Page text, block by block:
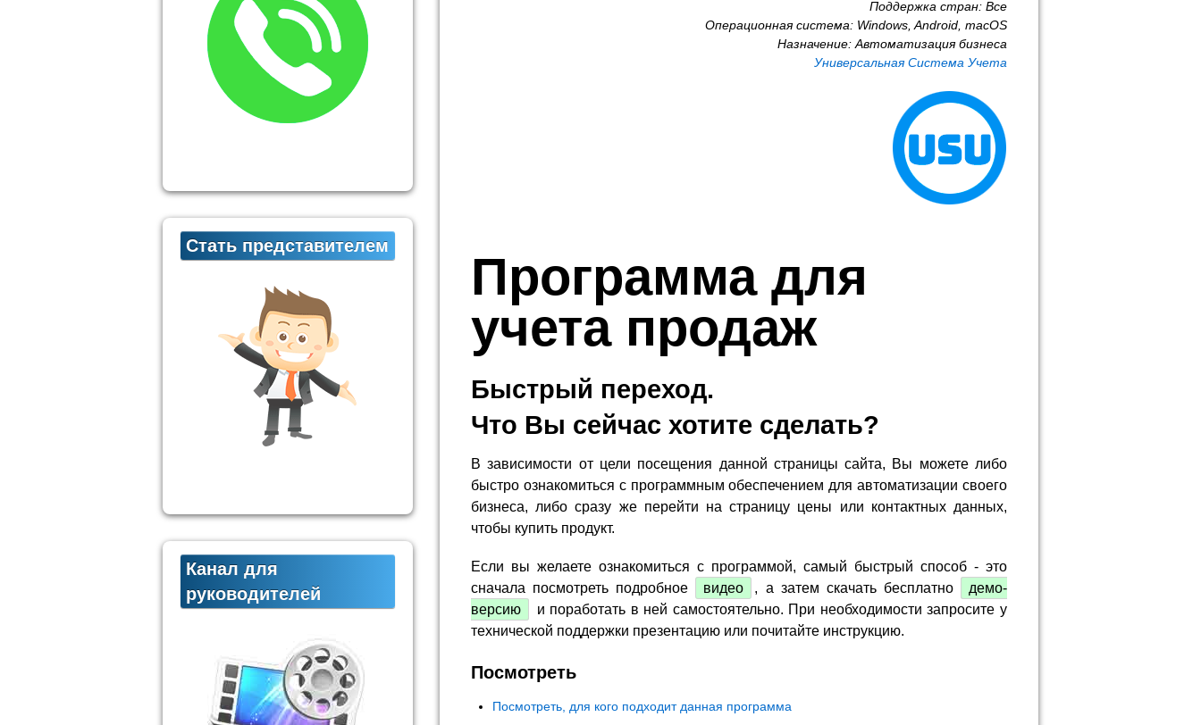
Поддержка стран: Все
Операционная система: Windows, Android, macOS
Назначение: Автоматизация бизнеса
Универсальная Система Учета
Программа для
учета продаж
Быстрый переход.
Что Вы сейчас хотите сделать?
В зависимости от цели посещения данной страницы сайта, Вы можете либо
быстро ознакомиться с программным обеспечением для автоматизации своего
бизнеса, либо сразу же перейти на страницу цены или контактных данных,
чтобы купить продукт.
Если вы желаете ознакомиться с программой, самый быстрый способ - это
сначала посмотреть подробное
видео , а затем скачать бесплатно
демо-
версию
и поработать в ней самостоятельно. При необходимости запросите у
технической поддержки презентацию или почитайте инструкцию.
Посмотреть
Посмотреть, для кого подходит данная программа
Стать представителем
Канал для
руководителей